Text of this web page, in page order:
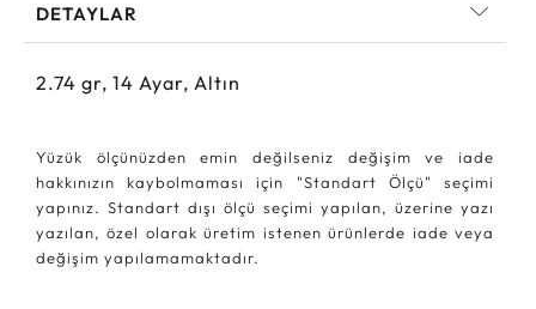
DETAYLAR
2.74 gr, 14 Ayar, Altın
Yüzük ölçünüzden emin değilseniz değişim ve iade
hakkınızın kaybolmaması için "Standart Ölçü" seçimi
yapınız. Standart dışı ölçü seçimi yapılan, üzerine yazı
yazılan, özel olarak üretim istenen ürünlerde iade veya
değişim yapılamamaktadır.